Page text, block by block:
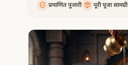
प्रमाणित पुजारी पूरी पूजा सामग्री